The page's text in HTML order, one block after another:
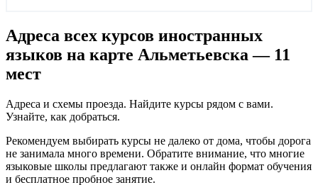
Адреса всех курсов иностранных
языков на карте Альметьевска — 11
мест
Адреса и схемы проезда. Найдите курсы рядом с вами.
Узнайте, как добраться.
Рекомендуем выбирать курсы не далеко от дома, чтобы дорога
не занимала много времени. Обратите внимание, что многие
языковые школы предлагают также и онлайн формат обучения
и бесплатное пробное занятие.